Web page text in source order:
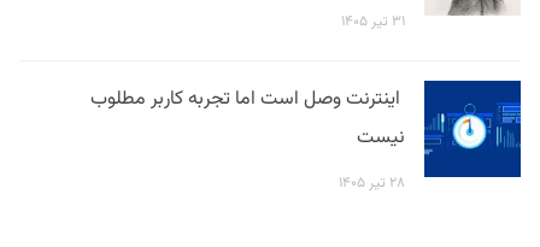
۳۱ تیر ۱۴۰۵
اینترنت وصل است اما تجربه کاربر مطلوب
نیست
۲۸ تیر ۱۴۰۵